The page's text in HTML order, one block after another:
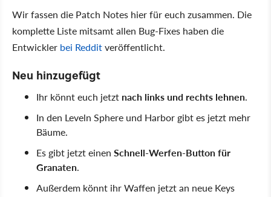
Wir fassen die Patch Notes hier für euch zusammen. Die
komplette Liste mitsamt allen Bug-Fixes haben die
Entwickler bei Redditveröffentlicht.
Neu hinzugefügt
Ihr könnt euch jetzt nach links und rechts lehnen.
In den Leveln Sphere und Harbor gibt es jetzt mehr
Bäume.
Es gibt jetzt einen Schnell-Werfen-Button für
Granaten.
Außerdem könnt ihr Waffen jetzt an neue Keys